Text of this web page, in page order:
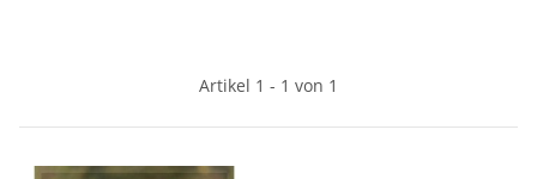
Artikel 1 - 1 von 1